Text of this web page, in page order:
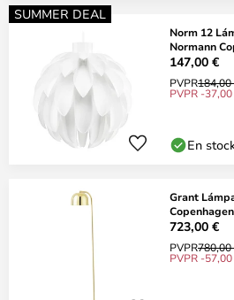
SUMMER DEAL
Norm 12
Normann
147,00 €
PVPR184,00
PVPR -
En
Grant
Copenhagen
723,00 €
PVPR780,00
PVPR -